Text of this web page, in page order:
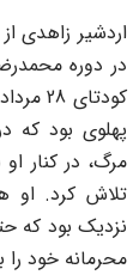
زاهدی از
دوره محمدرضا
بود که در
در کنار او
کرد. او
بود که حتی
خود را